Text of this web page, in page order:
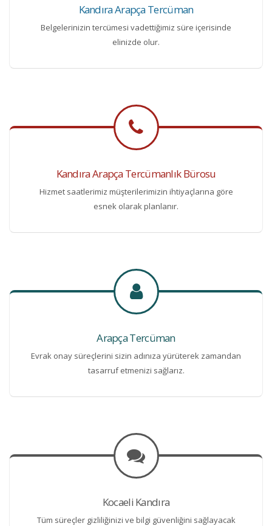
Kandıra Arapça Tercüman
Belgelerinizin tercümesi vadettiğimiz süre içerisinde
elinizde olur.
Kandıra Arapça Tercümanlık Bürosu
Hizmet saatlerimiz müşterilerimizin ihtiyaçlarına göre
esnek olarak planlanır.
Arapça Tercüman
Evrak onay süreçlerini sizin adınıza yürüterek zamandan
tasarruf etmenizi sağlarız.
Kocaeli Kandıra
Tüm süreçler gizliliğinizi ve bilgi güvenliğini sağlayacak